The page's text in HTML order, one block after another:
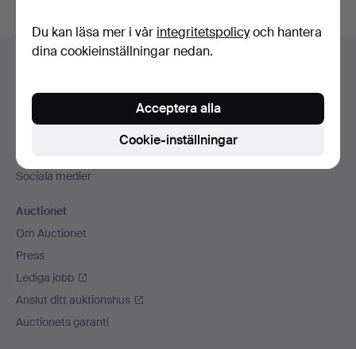
Sidfotsnavigation
Sociala medier
Auctionet
Om Auctionet
Press
Lediga jobb
Anslut ditt auktionshus
Auctionets garanti
Du kan läsa mer i vår integritetspolicyoch hantera
dina cookieinställningar nedan.
Cookie-inställningar
Acceptera alla